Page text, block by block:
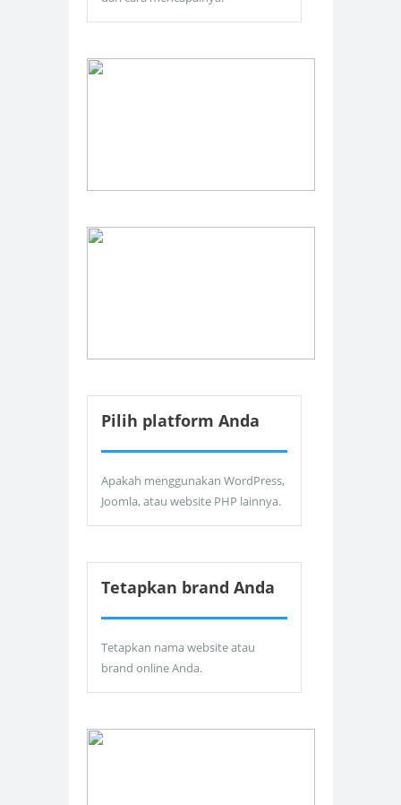
Pilih platform Anda
Apakah menggunakan WordPress,
Joomla, atau website PHP lainnya.
Tetapkan brand Anda
Tetapkan nama website atau
brand online Anda.